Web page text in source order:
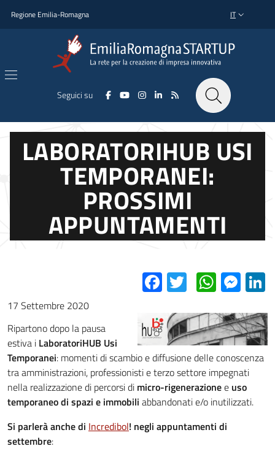
Regione Emilia-Romagna SELETTORE
IT
Seguici su
LABORATORIHUB USI
TEMPORANEI:
PROSSIMI
APPUNTAMENTI
Facebook
Twitter
17 Settembre 2020
Ripartono dopo la pausa
estiva i LaboratoriHUB Usi
Temporanei: momenti di scambio e diffusione delle conoscenza
tra amministrazioni, professionisti e terzo settore impegnati
nella realizzazione di percorsi di micro-rigenerazionee uso
temporaneo di spazi e immobili abbandonati e/o inutilizzati.
Si parlerà anche di Incredibol! negli appuntamenti di
settembre: